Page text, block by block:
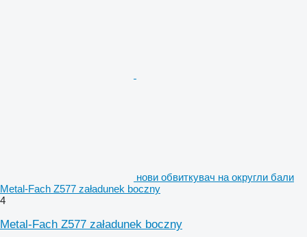
нови обвиткувач на округли бали
Metal-Fach Z577 załadunek boczny
4
Metal-Fach Z577 załadunek boczny